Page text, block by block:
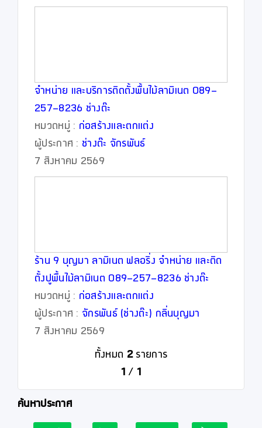
จำหน่าย และบริการติดตั้งพื้นไม้ลามิเนต 089-
257-8236 ช่างต๊ะ
หมวดหมู่ : ก่อสร้างและตกแต่ง
ผู้ประกาศ : ช่างต๊ะ จักรพันธ์
7 สิงหาคม 2569
ร้าน 9 บุญมา ลามิเนต ฟลอริ่ง จำหน่าย และติด
ตั้งปูพื้นไม้ลามิเนต 089-257-8236 ช่างต๊ะ
หมวดหมู่ : ก่อสร้างและตกแต่ง
ผู้ประกาศ : จักรพันธ์ (ช่างต๊ะ) กลิ่นบุญมา
7 สิงหาคม 2569
ทั้งหมด 2รายการ
1 / 1
ค้นหาประกาศ